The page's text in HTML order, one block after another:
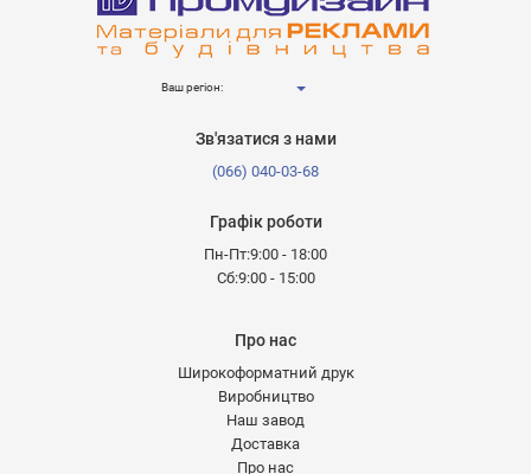
Ваш регіон:
Зв'язатися з нами
(066) 040-03-68
Графік роботи
Пн-Пт:9:00 - 18:00
Сб:9:00 - 15:00
Про нас
Широкоформатний друк
Виробництво
Наш завод
Доставка
Про нас